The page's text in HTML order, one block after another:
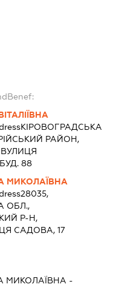
КІРОВОГРАДСЬКА
РАЙОН,
ВУЛИЦЯ
88
МИКОЛАЇВНА
28035,
ОБЛ.,
Р-Н,
САДОВА, 17
МИКОЛАЇВНА -